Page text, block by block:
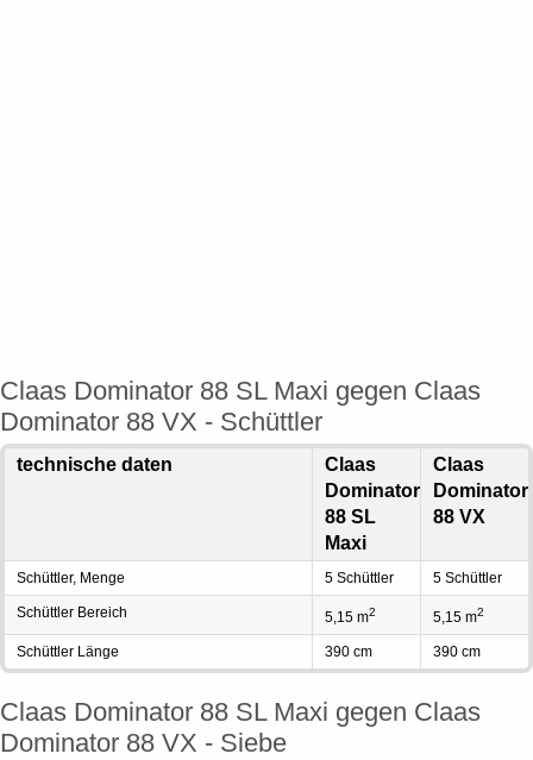
Claas Dominator 88 SL Maxi gegen Claas
Dominator 88 VX - Schüttler
technische daten
Claas
Dominator
88 SL
Maxi
Claas
Dominator
88 VX
Schüttler, Menge 5 Schüttler 5 Schüttler
Schüttler Bereich 5,15 m2 5,15 m2
Schüttler Länge 390 cm 390 cm
Claas Dominator 88 SL Maxi gegen Claas
Dominator 88 VX - Siebe